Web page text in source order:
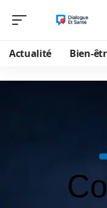
Actualité Bien-